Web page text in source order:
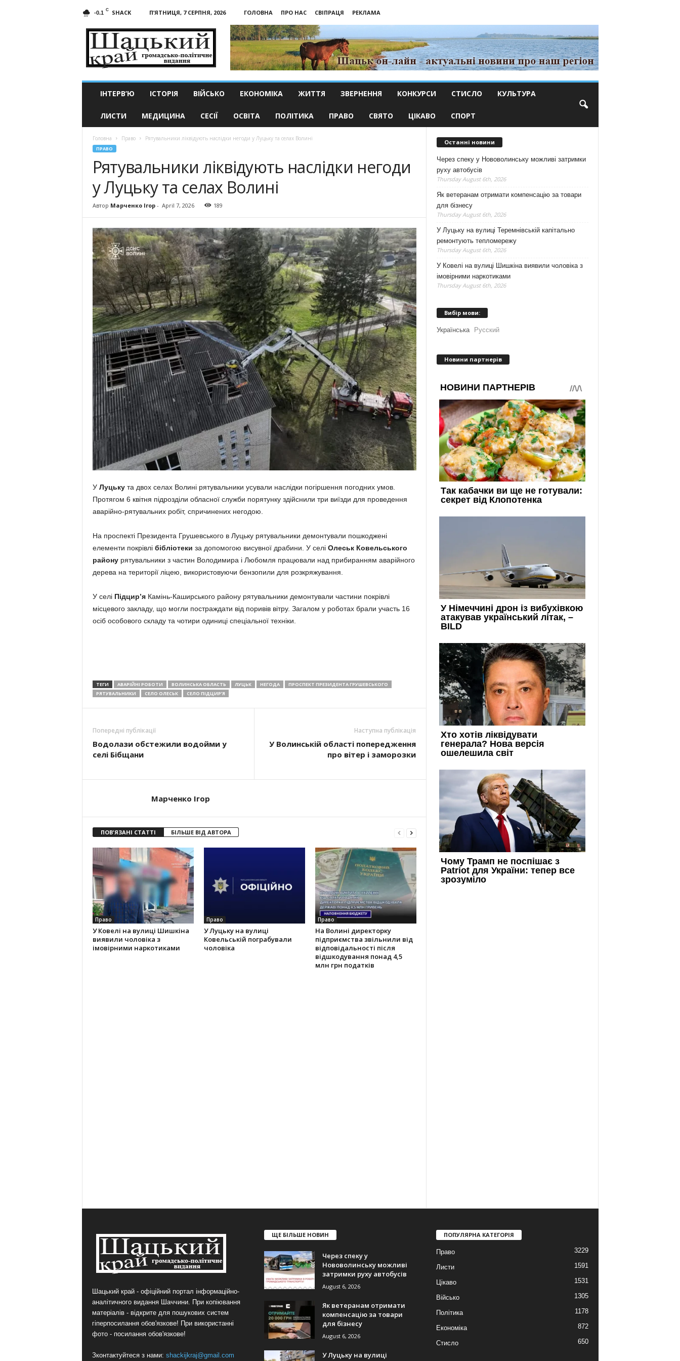
-0.1 C SHACK П’ЯТНИЦЯ, 7 СЕРПНЯ, 2026 ГОЛОВНА ПРО НАС СВІПРАЦЯ
РЕКЛАМА
край
ІНТЕРВ’Ю ІСТОРІЯ ВІЙСЬКО ЕКОНОМІКА ЖИТТЯ ЗВЕРНЕННЯ КОНКУРСИ СТИСЛО КУЛЬТУРА
ЛИСТИ МЕДИЦИНА СЕСІЇ ОСВІТА ПОЛІТИКА ПРАВО СВЯТО ЦІКАВО СПОРТ
Головна Право Рятувальники ліквідують наслідки негоди у Луцьку та селах Волині
ПРАВО
Рятувальники ліквідують наслідки негоди
у Луцьку та селах Волині
Автор Марченко Ігор- April 7, 2026 189
У Луцькута двох селах Волині рятувальники усували наслідки погіршення погодних умов.
Протягом 6 квітня підрозділи обласної служби порятунку здійснили три виїзди для проведення
аварійно-рятувальних робіт, спричинених негодою.
На проспекті Президента Грушевського в Луцьку рятувальники демонтували пошкоджені
елементи покрівлі бібліотеки за допомогою висувної драбини. У селі Олеськ Ковельського
районурятувальники з частин Володимира і Любомля працювали над прибиранням аварійного
дерева на території ліцею, використовуючи бензопили для розкряжування.
У селі ПідцирʼяКамінь-Каширського району рятувальники демонтували частини покрівлі
місцевого закладу, що могли постраждати від поривів вітру. Загалом у роботах брали участь 16
осіб особового складу та чотири одиниці спеціальної техніки.
ТЕГИ АВАРІЙНІ РОБОТИ ВОЛИНСЬКА ОБЛАСТЬ ЛУЦЬК НЕГОДА
ПРОСПЕКТ ПРЕЗИДЕНТА ГРУШЕВСЬКОГО
РЯТУВАЛЬНИКИ
СЕЛО ОЛЕСЬК СЕЛО ПІДЦИРʼЯ
Попередні публікації
Водолази обстежили водойми у
селі Бібщани
Наступна публікація
У Волинській області попередження
про вітер і заморозки
Марченко Ігор
ПОВ'ЯЗАНІ СТАТТІ БІЛЬШЕ ВІД АВТОРА
Право
У Ковелі на вулиці Шишкіна
виявили чоловіка з
імовірними наркотиками
Право
У Луцьку на вулиці
Ковельській пограбували
чоловіка
Право
На Волині директорку
підприємства звільнили від
відповідальності після
відшкодування понад 4,5
млн грн податків
Останні новини
Через спеку у Нововолинську можливі затримки
руху автобусів
Thursday August 6th, 2026
Як ветеранам отримати компенсацію за товари
для бізнесу
Thursday August 6th, 2026
У Луцьку на вулиці Теремнівській капітально
ремонтують тепломережу
Thursday August 6th, 2026
У Ковелі на вулиці Шишкіна виявили чоловіка з
імовірними наркотиками
Thursday August 6th, 2026
Вибір мови:
Українська Русский
Новини партнерів
Шацький край - офіційний портал інформаційно-
аналітичного видання Шаччини. При копіювання
матеріалів - відкрите для пошукових систем
гіперпосилання обов'язкове! При використанні
фото - посилання обов'язкове!
Зконтактуйтеся з нами: shackijkraj@gmail.com
ЩЕ БІЛЬШЕ НОВИН
Через спеку у
Нововолинську можливі
затримки руху автобусів
August 6, 2026
Як ветеранам отримати
компенсацію за товари
для бізнесу
August 6, 2026
У Луцьку на вулиці
ПОПУЛЯРНА КАТЕГОРІЯ
Право 3229
Листи 1591
Цікаво 1531
Військо 1305
Політика 1178
Економіка 872
Стисло 650